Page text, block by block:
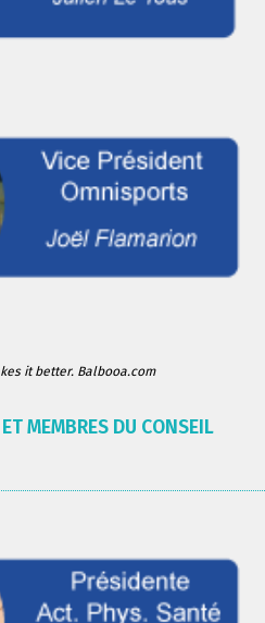
it better. Balbooa.com
MEMBRES DU CONSEIL